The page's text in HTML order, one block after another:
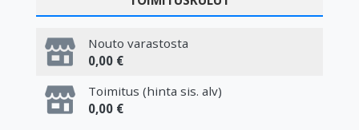
Nouto varastosta
0,00 €
Toimitus (hinta sis. alv)
0,00 €